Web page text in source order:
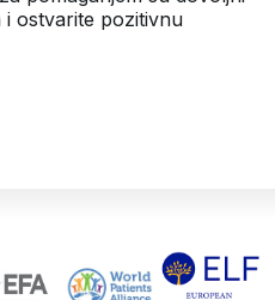
i ostvarite pozitivnu